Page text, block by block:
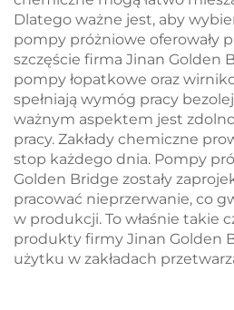
Dlatego ważne jest, aby
pompy próżniowe oferowały
szczęście firma Jinan Golden
pompy łopatkowe oraz
spełniają wymóg pracy
ważnym aspektem jest
pracy. Zakłady chemiczne
stop każdego dnia. Pompy
Golden Bridge zostały
pracować nieprzerwanie, co
w produkcji. To właśnie takie
produkty firmy Jinan Golden
użytku w zakładach